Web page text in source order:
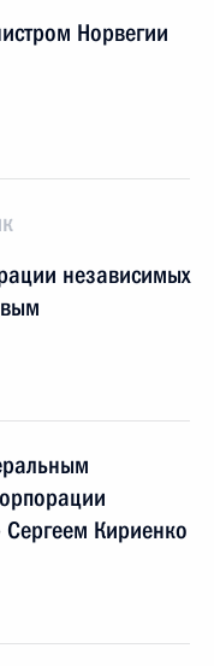
Норвегии
независимых
Сергеем Кириенко